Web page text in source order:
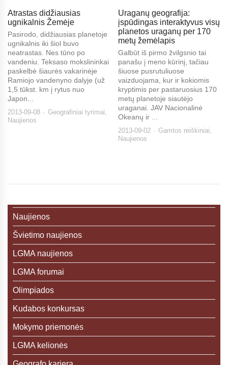
Atrastas didžiausias
ugnikalnis Žemėje
Pasirodo, didžiausias planetoje
ugnikalnis iki šiol buvo
neatrastas. Nes tūno po
vandeniu. Teksaso mokslininkai
paskelbė šiaurės vakarinėje
Ramiojo vandenyno dalyje (už
1,5 tūkst. km į rytus nuo
Japon...
2013-09-08 Geografiniai tyrimai,
Naujienos
Uraganų geografija:
įspūdingas interaktyvus visų
planetos uraganų per 170
metų žemėlapis
Galbūt iš pirmo žvilgsnio tai
panašu į meno kūrinį, tačiau
šiuose pusrutuliuose
vaizduojama, kur ir kokiomis
kryptimis per pastaruosius 170
metų planetoje siautėjo
uraganai. JAV Nacionalinė
Okeanų ir ...
2013-09-02 Gamtos reiškiniai,
Naujienos
Naujienos
Švietimo naujienos
LGMA naujienos
LGMA forumai
Olimpiados
Kudabos konkursas
Mokymo priemonės
LGMA kelionės